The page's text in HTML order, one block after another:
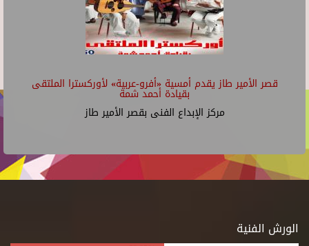
قصر الأمير طاز يقدم أمسية «أفرو-عربية» لأوركسترا الملتقى
بقيادة أحمد شمة
مركز الإبداع الفنى بقصر الأمير طاز
الورش الفنية